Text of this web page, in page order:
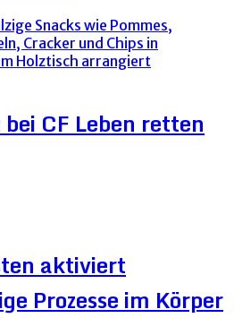
CF Leben retten
aktiviert
Prozesse im Körper